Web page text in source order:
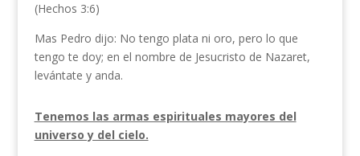
(Hechos 3:6)
Mas Pedro dijo: No tengo plata ni oro, pero lo que
tengo te doy; en el nombre de Jesucristo de Nazaret,
levántate y anda.
Tenemos las armas espirituales mayores del
universo y del cielo.